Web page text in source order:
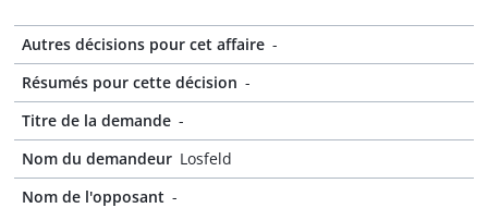
Autres décisions pour cet affaire -
Résumés pour cette décision -
Titre de la demande -
Nom du demandeur Losfeld
Nom de l'opposant -